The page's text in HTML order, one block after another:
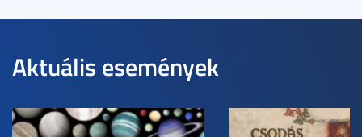
Aktuális események